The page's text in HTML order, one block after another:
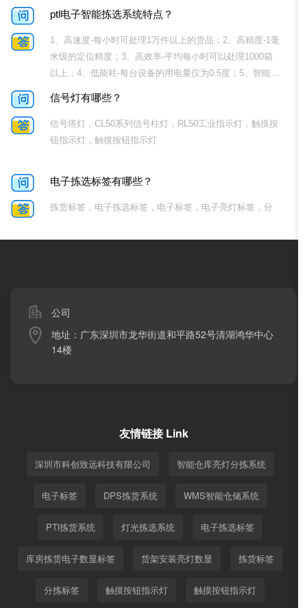
信号塔灯，CL50系列信号柱灯，RL50工业指示灯，触摸按
钮指示灯，触摸按钮指示灯
电子拣选标签有哪些？
拣货标签，电子拣选标签，电子标签，电子亮灯标签，分
拣标签，库房拣货电子数显标签，货架安装亮灯数显
PTl拣货系统，仓库亮灯分拣系统，DPS拣货系统 ,灯光拣
选系统，专业WMS智能仓储系统，ERP和MES对接
应用行业
能力的关键指标。PTL系统可以有效地提高发货效率、减少
发货错误率以及减少企业人力投入。（2）电子行业电子行
业的零部件具有多、杂、小的特点，PTL系统可以根据每种
类行业订单多，品种多，PTL都可以为该类行业的原材料仓
库、机器人等设备连接，进一步提升原材料出库效率。
• 传统拣货方式一般是按纸张拣货单进行作业的，主要分以
（记录）• 拣取出库单中下一品种（看单——下一品）• 循
质期等的检查等
① 要求拣货人员必须熟悉被拣货品。② 要求拣货人员必须
拣货人员额外花费大量的时间和精力用于货品品种核对和
作业，拣货效率和准确率也会大大下降。⑤ 企业人员流
库区分布。效率和准确率都无法的到保障。
利用电子标签拣货的基本步骤
签发出光、声音讯号，指导拣货员完成拣货• 拣货员完成作
签使拣货成为一种简单的劳动，拣货员只需要完成三个动
产品图片
案例图片
PTL视频
ptl电子标签
仓库巷灯
电子料架
行业资讯
常见问题
公司
地址：广东深圳市龙华街道和平路52号清湖鸿华中心
14楼
友情链接 Link
深圳市科创致远科技有限公司 智能仓库亮灯分拣系统
电子标签 DPS拣货系统 WMS智能仓储系统
PTl拣货系统 灯光拣选系统 电子拣选标签
库房拣货电子数显标签 货架安装亮灯数显 拣货标签
分拣标签 触摸按钮指示灯 触摸按钮指示灯